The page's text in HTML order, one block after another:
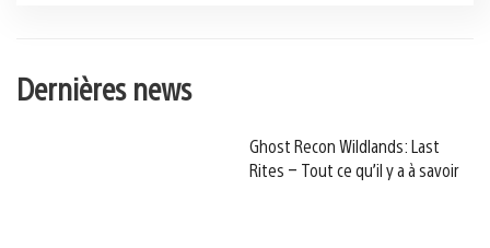
Dernières news
Ghost Recon Wildlands: Last
Rites – Tout ce qu’il y a à savoir